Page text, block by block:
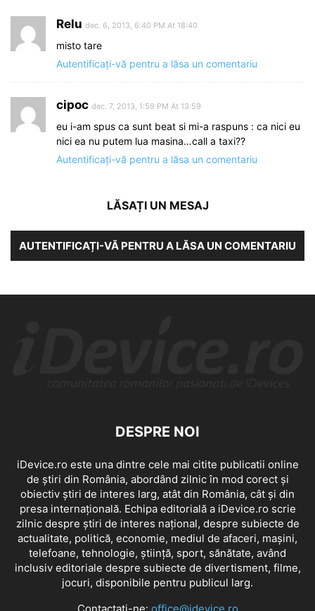
Relu dec. 6, 2013, 6:40 PM At 18:40
misto tare
Autentificați-vă pentru a lăsa un comentariu
cipoc dec. 7, 2013, 1:59 PM At 13:59
eu i-am spus ca sunt beat si mi-a raspuns : ca nici eu
nici ea nu putem lua masina…call a taxi??
Autentificați-vă pentru a lăsa un comentariu
LĂSAȚI UN MESAJ
AUTENTIFICAȚI-VĂ PENTRU A LĂSA UN COMENTARIU
DESPRE NOI
iDevice.ro este una dintre cele mai citite publicatii online
de știri din România, abordând zilnic în mod corect și
obiectiv știri de interes larg, atât din România, cât și din
presa internațională. Echipa editorială a iDevice.ro scrie
zilnic despre știri de interes național, despre subiecte de
actualitate, politică, economie, mediul de afaceri, mașini,
telefoane, tehnologie, știință, sport, sănătate, având
inclusiv editoriale despre subiecte de divertisment, filme,
jocuri, disponibile pentru publicul larg.